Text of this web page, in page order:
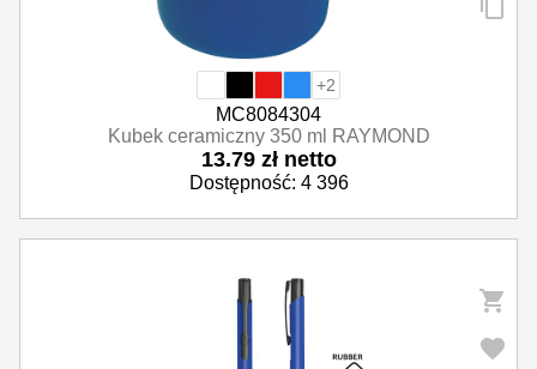
+2
MC8084304
Kubek ceramiczny 350 ml RAYMOND
13.79 zł netto
Dostępność: 4 396